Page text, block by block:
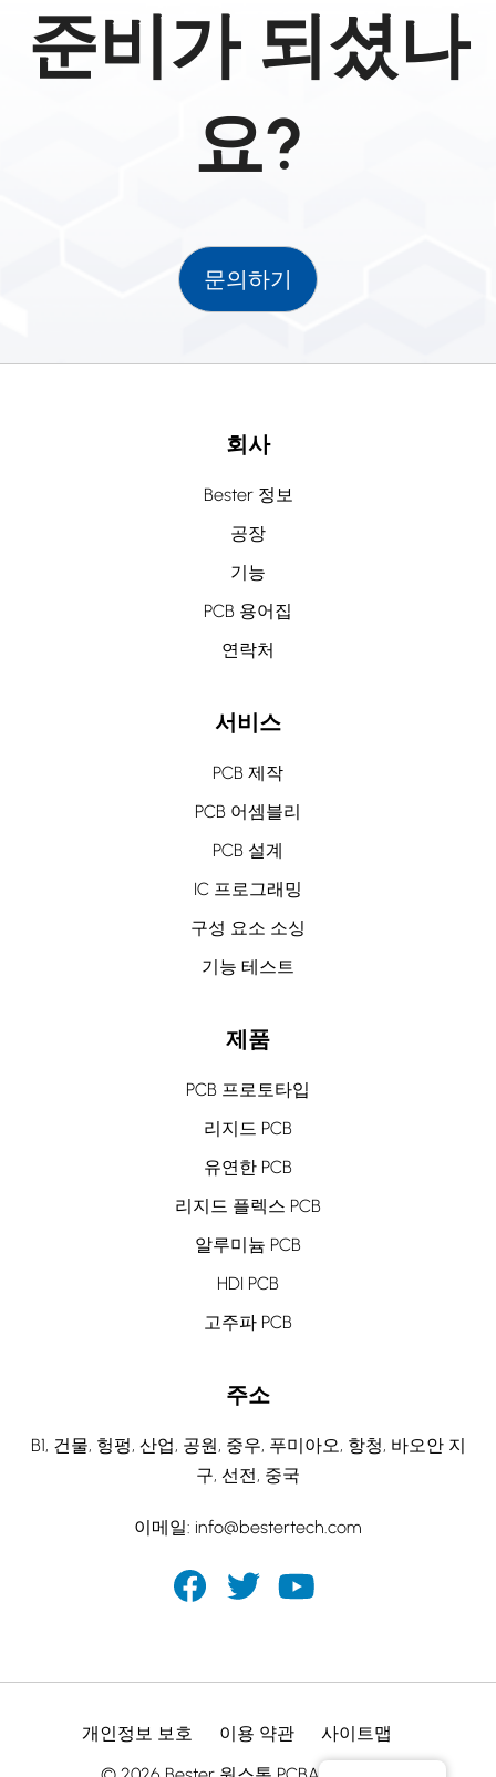
준비가 되셨나
요?
문의하기
회사
Bester 정보
공장
기능
PCB 용어집
연락처
서비스
PCB 제작
PCB 어셈블리
PCB 설계
IC 프로그래밍
구성 요소 소싱
기능 테스트
제품
PCB 프로토타입
리지드 PCB
유연한 PCB
리지드 플렉스 PCB
알루미늄 PCB
HDI PCB
고주파 PCB
주소
B1, 건물, 헝펑, 산업, 공원, 중우, 푸미아오, 항청, 바오안 지
구, 선전, 중국
이메일: info@bestertech.com
개인정보 보호 이용 약관
사이트맵